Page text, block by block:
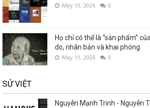
May 13, 2026 0
Họ chỉ có thể là “sản phẩm”
do, nhân bản và khai phóng
May 11, 2026 0
SỬ VIỆT
Nguyễn Mạnh Trinh - Nguyễn